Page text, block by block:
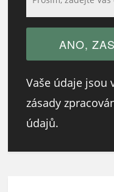
Vaše údaje jsou
zásady
údajů.